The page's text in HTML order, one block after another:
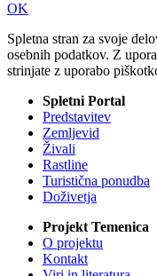
OK
Spletna stran za svoje
osebnih podatkov. Z
strinjate z uporabo
Spletni Portal
Predstavitev
Zemljevid
Živali
Rastline
Turistična ponudba
Doživetja
Projekt Temenica
O projektu
Kontakt